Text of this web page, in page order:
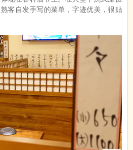
客自发手写的菜单，字迹优美，很贴